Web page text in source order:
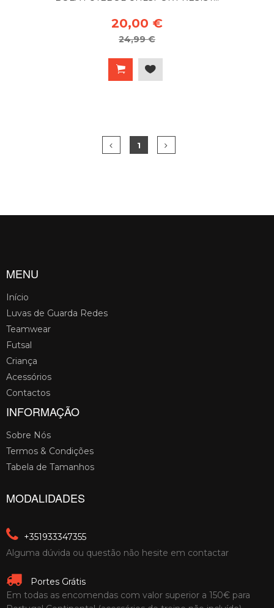
20,00 €
24,99 €
1
MENU
Início
Luvas de Guarda Redes
Teamwear
Futsal
Criança
Acessórios
Contactos
INFORMAÇÃO
Sobre Nós
Termos & Condições
Tabela de Tamanhos
MODALIDADES
+351933347355
Alguma dúvida ou questão não hesite em contactar
Portes Grátis
Em todas as encomendas com valor superior a 150€ para